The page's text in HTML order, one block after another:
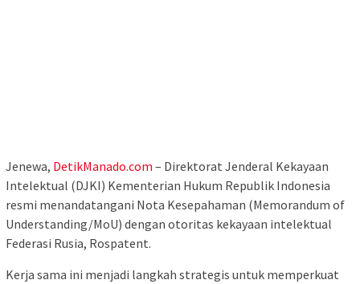
Jenewa, DetikManado.com – Direktorat Jenderal Kekayaan
Intelektual (DJKI) Kementerian Hukum Republik Indonesia
resmi menandatangani Nota Kesepahaman (Memorandum of
Understanding/MoU) dengan otoritas kekayaan intelektual
Federasi Rusia, Rospatent.
Kerja sama ini menjadi langkah strategis untuk memperkuat